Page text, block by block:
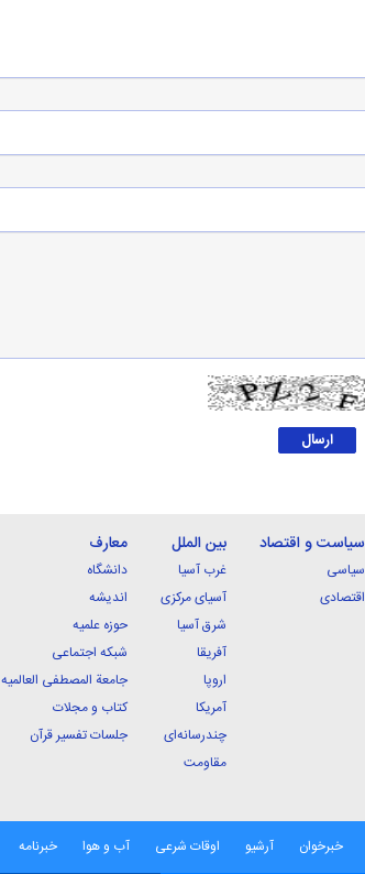
سیاست و اقتصاد
سیاسی
اقتصادی
بین الملل
غرب آسیا
آسیای مرکزی
شرق آسیا
آفریقا
اروپا
آمریکا
چندرسانه‌ای
مقاومت
معارف
دانشگاه
اندیشه
حوزه علمیه
شبکه اجتماعی
جامعة المصطفی العالمیه
کتاب و مجلات
جلسات تفسیر قرآن
خبرخوان آرشیو اوقات شرعی آب و هوا خبرنامه